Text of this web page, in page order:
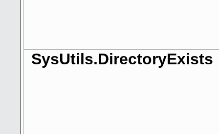
SysUtils.DirectoryExists